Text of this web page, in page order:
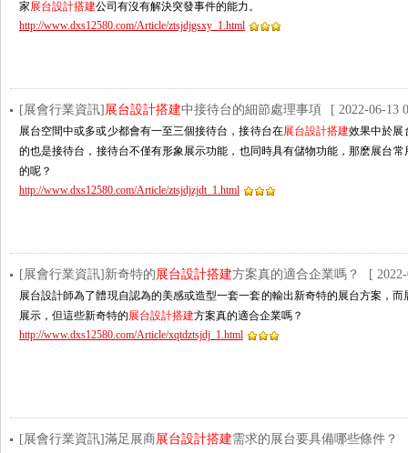
家展台設計搭建公司有沒有解決突發事件的能力。
http://www.dxs12580.com/Article/ztsjdjgsxy_1.html
[展會行業資訊] 展台設計搭建中接待台的細節處理事項 [ 2022-06-13
展台空間中或多或少都會有一至三個接待台，接待台在展台設計搭建效果中於展
的也是接待台，接待台不僅有形象展示功能，也同時具有儲物功能，那麽
的呢？
http://www.dxs12580.com/Article/ztsjdjzjdt_1.html
[展會行業資訊]新奇特的展台設計搭建方案真的適合企業嗎？ [
展台設計師為了體現自認為的美感或造型一套一套的輸出新奇特的展台方案，
展示，但這些新奇特的展台設計搭建方案真的適合企業嗎？
http://www.dxs12580.com/Article/xqtdztsjdj_1.html
[展會行業資訊]滿足展商展台設計搭建需求的展台要具備哪些條件？